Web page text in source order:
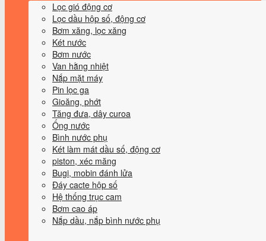
Lọc gió động cơ
Lọc dầu hộp số, động cơ
Bơm xăng, lọc xăng
Két nước
Bơm nước
Van hằng nhiệt
Nắp mặt máy
Pin lọc ga
Gioăng, phớt
Tăng đưa, dây curoa
Ống nước
Bình nước phụ
Két làm mát dầu số, động cơ
piston, xéc măng
Bugi, mobin đánh lửa
Đáy cacte hộp số
Hệ thống trục cam
Bơm cao áp
Nắp dầu, nắp bình nước phụ